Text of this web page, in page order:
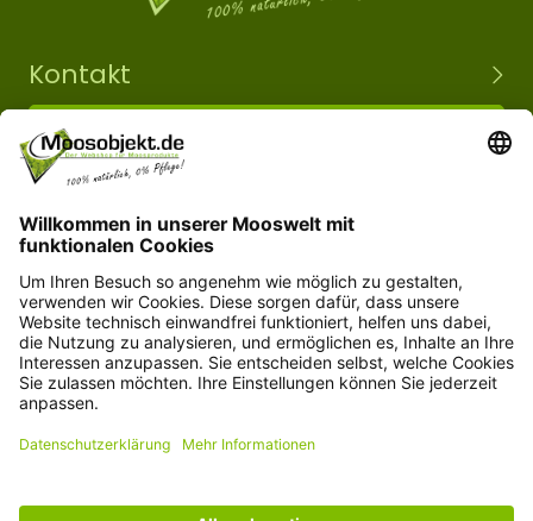
Kontakt
info@moosobjekt.de
Versand in ganz Deutschland und Österreich.
Kundenservice
Informationen